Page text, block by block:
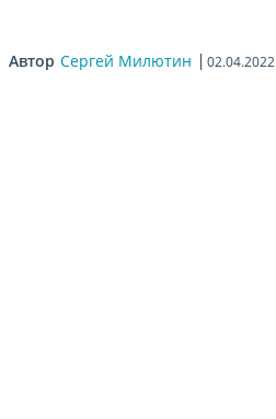
Автор Сергей Милютин 02.04.2022